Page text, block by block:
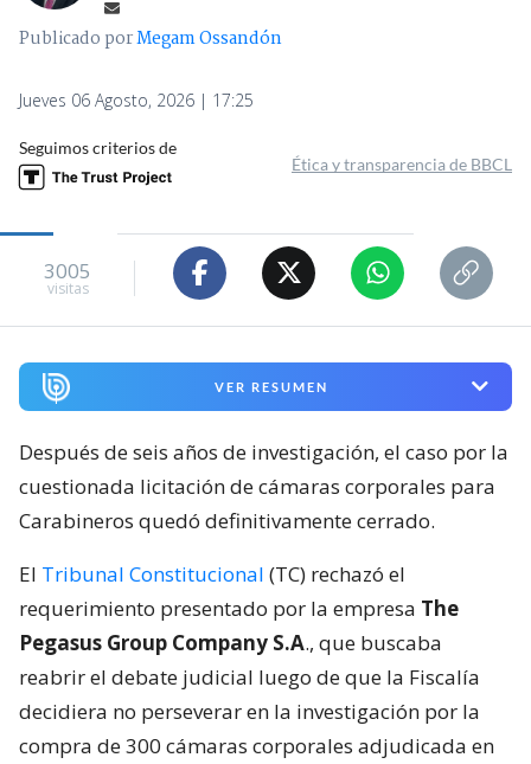
Publicado porMegam Ossandón
Jueves 06 Agosto, 2026 | 17:25
Seguimos criterios de
Ética y transparencia de BBCL
3005
visitas
VER RESUMEN
Después de seis años de investigación, el caso por la
cuestionada licitación de cámaras corporales para
Carabineros quedó definitivamente cerrado.
El Tribunal Constitucional (TC) rechazó el
requerimiento presentado por la empresa The
Pegasus Group Company S.A., que buscaba
reabrir el debate judicial luego de que la Fiscalía
decidiera no perseverar en la investigación por la
compra de 300 cámaras corporales adjudicada en